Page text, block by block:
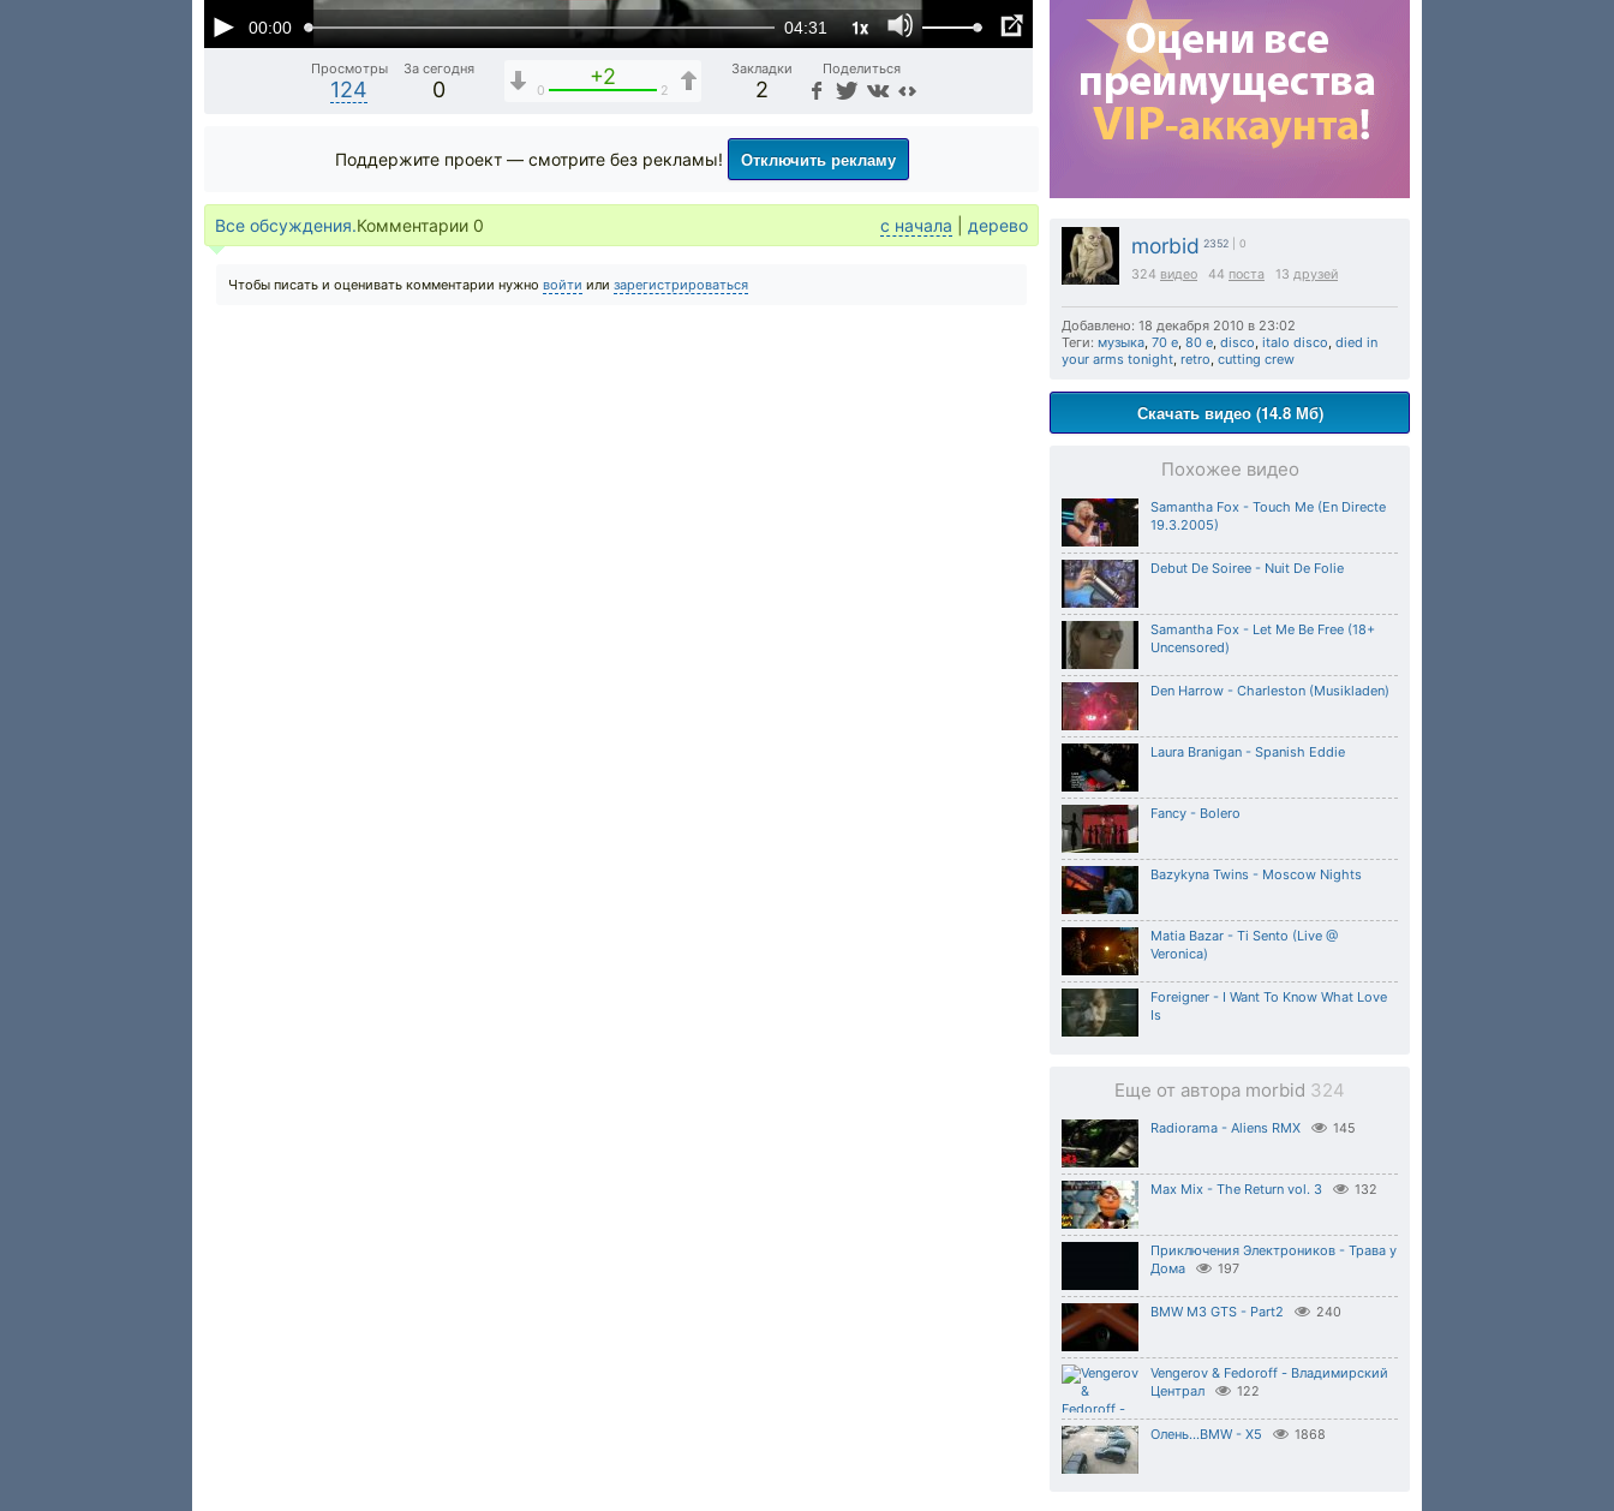
00:00 04:31 1x
Просмотры
124
За сегодня
0
+2
0 2
Закладки
2
Поделиться
morbid 2352 | 0
324 видео 44 поста 13 друзей
Добавлено: 18 декабря 2010 в 23:02
Теги: музыка, 70 е, 80 е, disco, italo disco, died in
your arms tonight, retro, cutting crew
Скачать видео (14.8 Мб)
Похожее видео
Samantha Fox - Touch Me (En Directe
19.3.2005)
Debut De Soiree - Nuit De Folie
Samantha Fox - Let Me Be Free (18+
Uncensored)
Den Harrow - Charleston (Musikladen)
Laura Branigan - Spanish Eddie
Fancy - Bolero
Bazykyna Twins - Moscow Nights
Matia Bazar - Ti Sento (Live @
Veronica)
Foreigner - I Want To Know What Love
Is
Еще от автора morbid 324
Radiorama - Aliens RMX 145
Max Mix - The Return vol. 3 132
Приключения Электроников - Трава у
Дома
197
BMW M3 GTS - Part2 240
Vengerov & Fedoroff - Владимирский
Централ
122
Олень...BMW - Х5 1868
Поддержите проект — смотрите без рекламы! Отключить рекламу
Все обсуждения.Комментарии 0 с начала дерево
Чтобы писать и оценивать комментарии нужно войти или зарегистрироваться